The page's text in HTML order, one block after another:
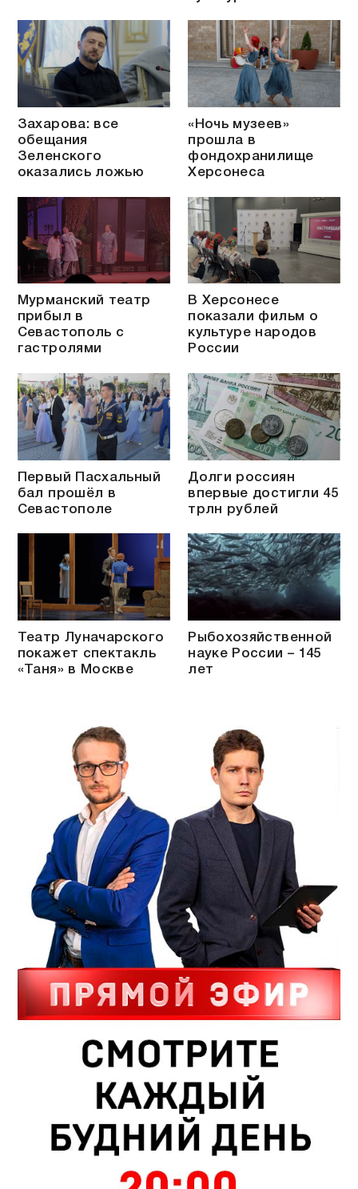
Захарова: все
обещания
Зеленского
оказались ложью
«Ночь музеев»
прошла в
фондохранилище
Херсонеса
Мурманский театр
прибыл в
Севастополь с
гастролями
В Херсонесе
показали фильм о
культуре народов
России
Первый Пасхальный
бал прошёл в
Севастополе
Долги россиян
впервые достигли 45
трлн рублей
Театр Луначарского
покажет спектакль
«Таня» в Москве
Рыбохозяйственной
науке России – 145
лет